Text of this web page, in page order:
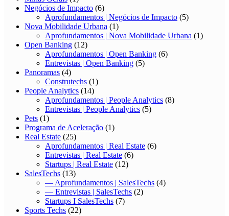
Negócios de Impacto (6)
Aprofundamentos | Negócios de Impacto (5)
Nova Mobilidade Urbana (1)
Aprofundamentos | Nova Mobilidade Urbana (1)
Open Banking (12)
Aprofundamentos | Open Banking (6)
Entrevistas | Open Banking (5)
Panoramas (4)
Construtechs (1)
People Analytics (14)
Aprofundamentos | People Analytics (8)
Entrevistas | People Analytics (5)
Pets (1)
Programa de Aceleração (1)
Real Estate (25)
Aprofundamentos | Real Estate (6)
Entrevistas | Real Estate (6)
Startups | Real Estate (12)
SalesTechs (13)
— Aprofundamentos | SalesTechs (4)
— Entrevistas | SalesTechs (2)
Startups I SalesTechs (7)
Sports Techs (22)